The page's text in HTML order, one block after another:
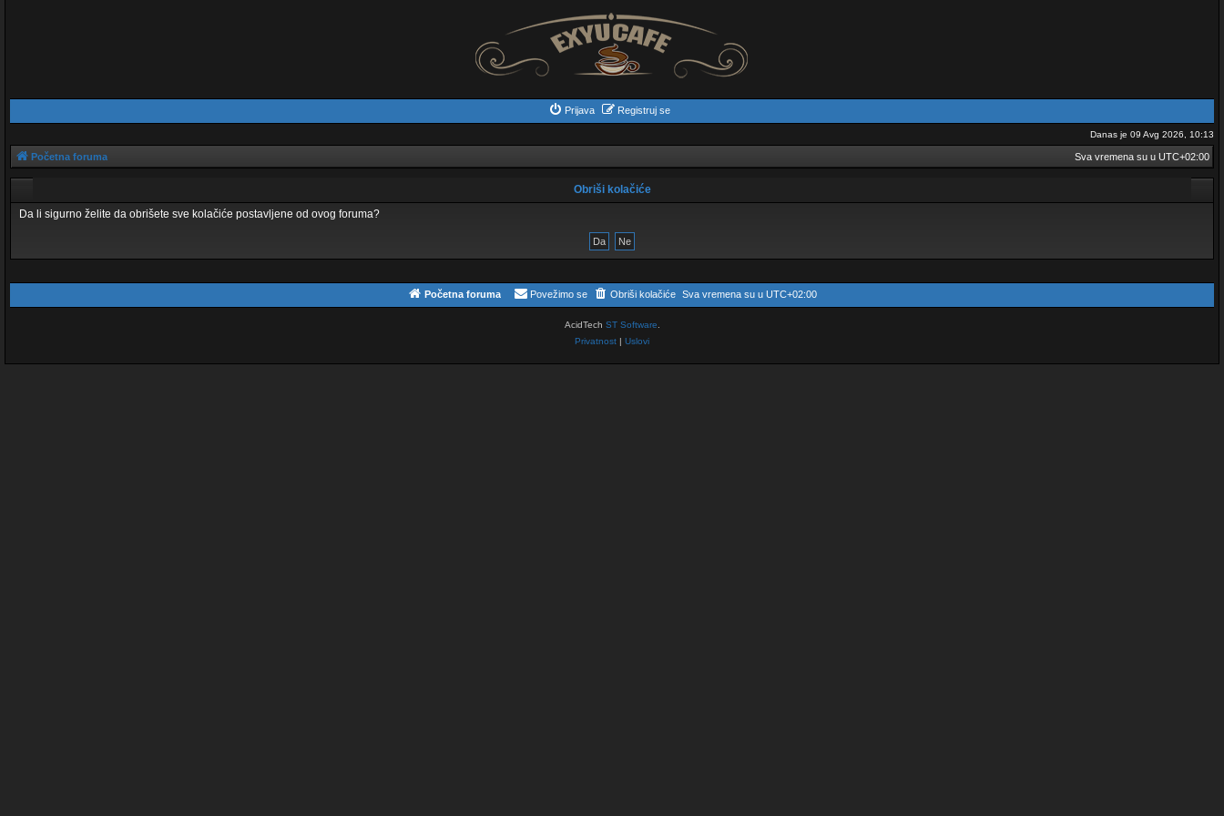
Prijava Registruj se
Danas je 09 Avg 2026, 10:13
Početna foruma Sva vremena su u UTC+02:00
Obriši kolačiće
Da li sigurno želite da obrišete sve kolačiće postavljene od ovog foruma?
Početna foruma Sva vremena su u UTC+02:00
Obriši kolačiće
Povežimo se
AcidTech ST Software
Privatnost | Uslovi